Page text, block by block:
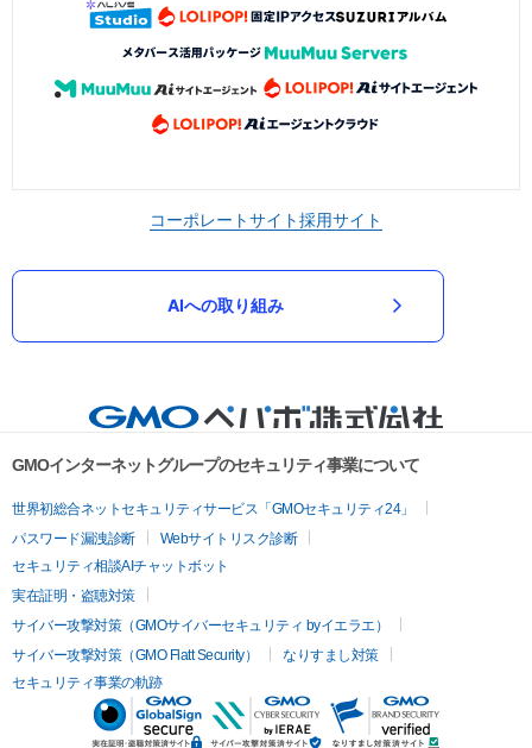
コーポレートサイト採用サイト
AIへの取り組み
GMOインターネットグループのセキュリティ事業について
世界初総合ネットセキュリティサービス「GMOセキュリティ24」
パスワード漏洩診断
Webサイトリスク診断
セキュリティ相談AIチャットボット
実在証明・盗聴対策
サイバー攻撃対策（GMOサイバーセキュリティ byイエラエ）
サイバー攻撃対策（GMO Flatt Security）
なりすまし対策
セキュリティ事業の軌跡